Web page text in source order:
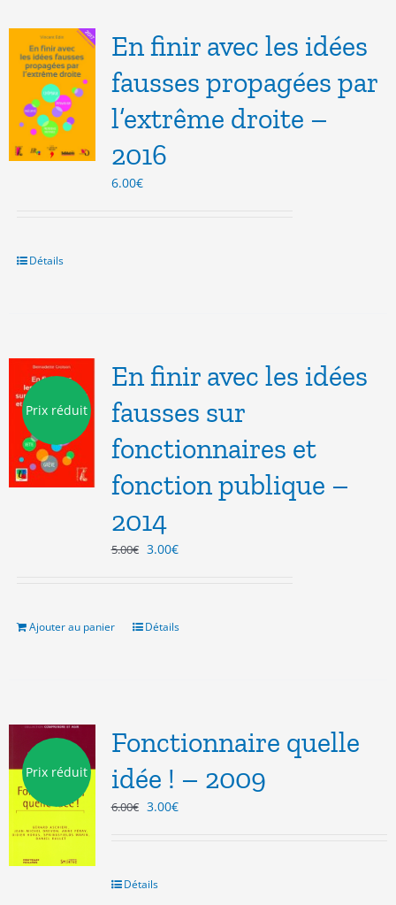
En finir avec les idées
fausses propagées par
l’extrême droite –
2016
6.00€
Détails
Prix réduit
En finir avec les idées
fausses sur
fonctionnaires et
fonction publique –
2014
5.00€ Le
5.00€.
3.00€Le
3.00€.
Ajouter au panier Détails
Prix réduit
Fonctionnaire quelle
idée ! – 2009
6.00€ Le
6.00€.
3.00€Le
Détails